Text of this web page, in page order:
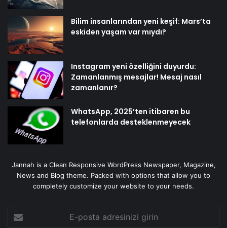
Bilim insanlarından yeni keşif: Mars’ta
eskiden yaşam var mıydı?
Instagram yeni özelliğini duyurdu:
Zamanlanmış mesajlar! Mesaj nasıl
zamanlanır?
WhatsApp, 2025’ten itibaren bu
telefonlarda desteklenmeyecek
Jannah is a Clean Responsive WordPress Newspaper, Magazine,
News and Blog theme. Packed with options that allow you to
completely customize your website to your needs.
posta